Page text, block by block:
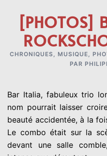
[PHOTOS]
CHRONIQUES MUSIQUE
PAR
Bar Italia, fabuleux trio
nom pourrait laisser
beauté accidentée, à la
Le combo était sur la
devant une salle